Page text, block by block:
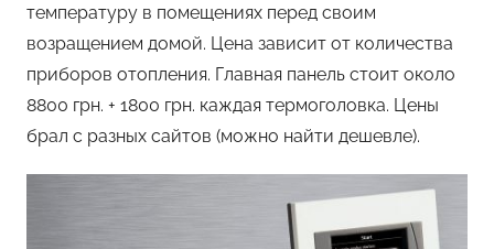
температуру в помещениях перед своим
возращением домой. Цена зависит от количества
приборов отопления. Главная панель стоит около
8800 грн. + 1800 грн. каждая термоголовка. Цены
брал с разных сайтов (можно найти дешевле).